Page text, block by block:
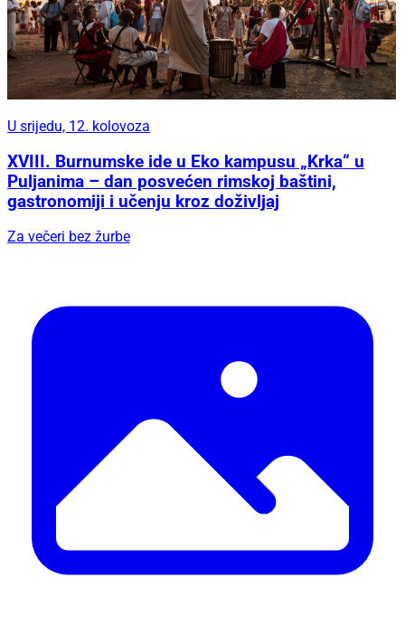
U srijedu, 12. kolovoza
XVIII. Burnumske ide u Eko kampusu „Krka“ u
Puljanima – dan posvećen rimskoj baštini,
gastronomiji i učenju kroz doživljaj
Za večeri bez žurbe